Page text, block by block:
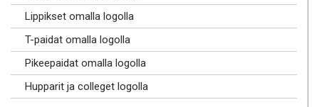
Lippikset omalla logolla
T-paidat omalla logolla
Pikeepaidat omalla logolla
Hupparit ja colleget logolla